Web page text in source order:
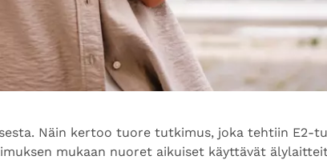
Näin kertoo tuore tutkimus, joka tehtiin E2-
mukaan nuoret aikuiset käyttävät